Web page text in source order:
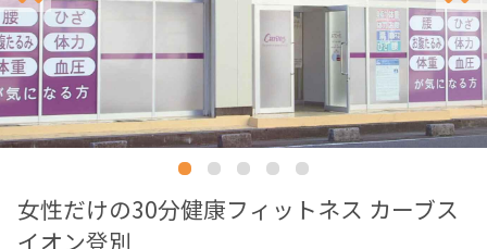
女性だけの30分健康フィットネス カーブス
イオン登別